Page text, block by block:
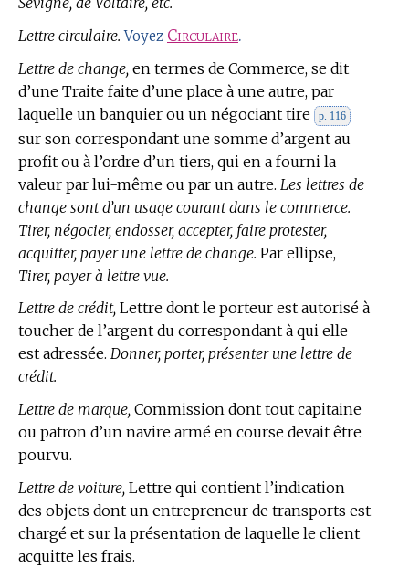
Lettre circulaire. Voyez Circulaire.
Lettre de change, en termes de Commerce, se dit
d’une Traite faite d’une place à une autre, par
laquelle un banquier ou un négociant tire
p. 116
sur son correspondant une somme d’argent au
profit ou à l’ordre d’un tiers, qui en a fourni la
valeur par lui-même ou par un autre. Les lettres de
change sont d’un usage courant dans le commerce.
Tirer, négocier, endosser, accepter, faire protester,
acquitter, payer une lettre de change. Par ellipse,
Tirer, payer à lettre vue.
Lettre de crédit, Lettre dont le porteur est autorisé à
toucher de l’argent du correspondant à qui elle
est adressée. Donner, porter, présenter une lettre de
crédit.
Lettre de marque, Commission dont tout capitaine
ou patron d’un navire armé en course devait être
pourvu.
Lettre de voiture, Lettre qui contient l’indication
des objets dont un entrepreneur de transports est
chargé et sur la présentation de laquelle le client
acquitte les frais.